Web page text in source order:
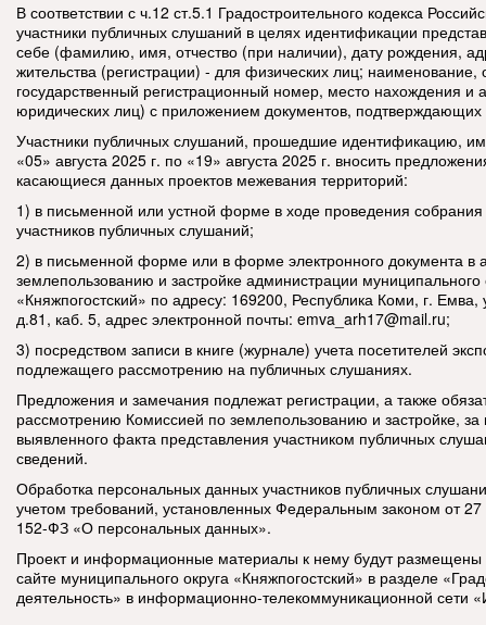
В соответствии с ч.12 ст.5.1 Градостроительного кодекса
участники публичных слушаний в целях идентификации
себе (фамилию, имя, отчество (при наличии), дату рождения,
жительства (регистрации) - для физических лиц; наименование,
государственный регистрационный номер, место нахождения и
юридических лиц) с приложением документов, подтверждающих
Участники публичных слушаний, прошедшие идентификацию,
«05» августа 2025 г. по «19» августа 2025 г. вносить
касающиеся данных проектов межевания территорий:
1) в письменной или устной форме в ходе проведения
участников публичных слушаний;
2) в письменной форме или в форме электронного документа в
землепользованию и застройке администрации муниципального
«Княжпогостский» по адресу: 169200, Республика Коми, г. Емва,
д.81, каб. 5, адрес электронной почты: emva_arh17@mail.ru;
3) посредством записи в книге (журнале) учета посетителей
подлежащего рассмотрению на публичных слушаниях.
Предложения и замечания подлежат регистрации, а также
рассмотрению Комиссией по землепользованию и застройке,
выявленного факта представления участником публичных
сведений.
Обработка персональных данных участников публичных
учетом требований, установленных Федеральным законом от
152-ФЗ «О персональных данных».
Проект и информационные материалы к нему будут
сайте муниципального округа «Княжпогостский» в разделе
деятельность» в информационно-телекоммуникационной сети